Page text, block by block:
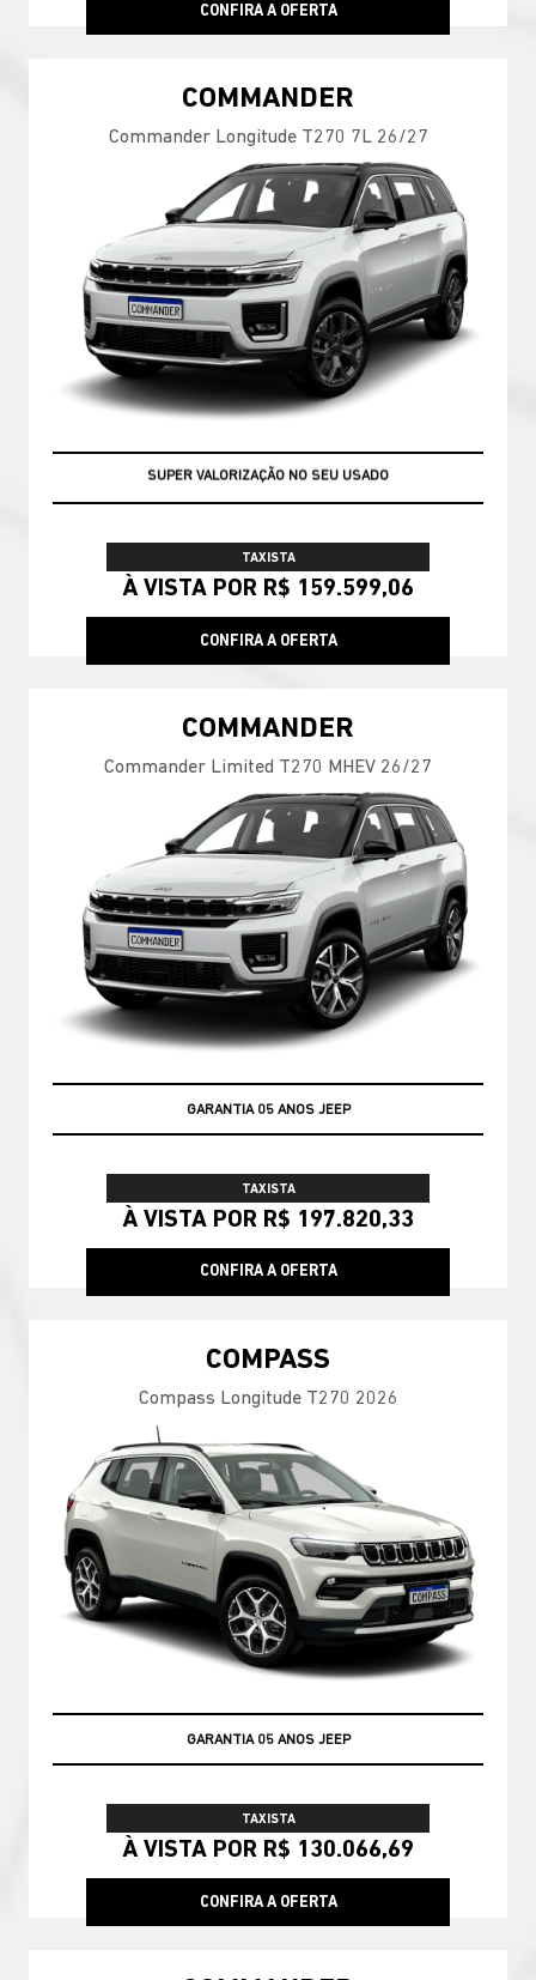
CONFIRA A OFERTA
COMMANDER
Commander Longitude T270 7L 26/27
SUPER VALORIZAÇÃO NO SEU USADO
TAXISTA
À VISTA POR R$ 159.599,06
CONFIRA A OFERTA
COMMANDER
Commander Limited T270 MHEV 26/27
GARANTIA 05 ANOS JEEP
TAXISTA
À VISTA POR R$ 197.820,33
CONFIRA A OFERTA
COMPASS
Compass Longitude T270 2026
GARANTIA 05 ANOS JEEP
TAXISTA
À VISTA POR R$ 130.066,69
CONFIRA A OFERTA